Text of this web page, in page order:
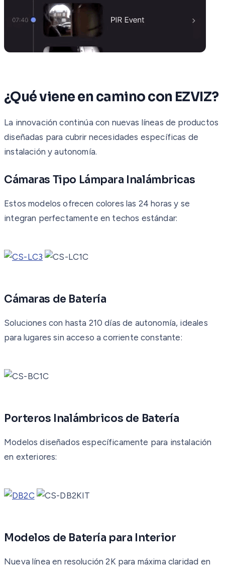
¿Qué viene en camino con EZVIZ?
La innovación continúa con nuevas líneas de productos
diseñadas para cubrir necesidades específicas de
instalación y autonomía.
Cámaras Tipo Lámpara Inalámbricas
Estos modelos ofrecen colores las 24 horas y se
integran perfectamente en techos estándar:
Cámaras de Batería
Soluciones con hasta 210 días de autonomía, ideales
para lugares sin acceso a corriente constante:
Porteros Inalámbricos de Batería
Modelos diseñados específicamente para instalación
en exteriores:
Modelos de Batería para Interior
Nueva línea en resolución 2K para máxima claridad en